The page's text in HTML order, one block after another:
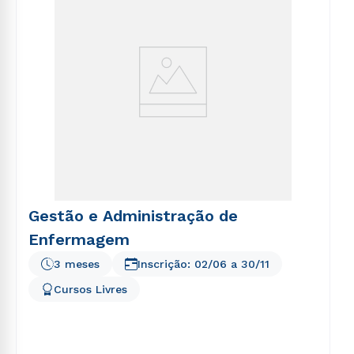
Gestão e Administração de
Enfermagem
3 meses
Cursos Livres
Inscrição: 02/06 a 30/11